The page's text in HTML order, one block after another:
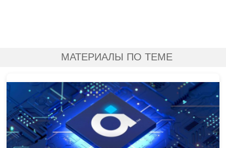
МАТЕРИАЛЫ ПО ТЕМЕ